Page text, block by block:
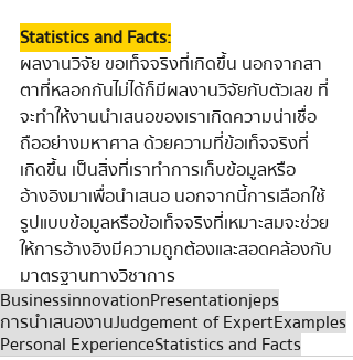
Statistics and Facts:
ผลงานวิจัย ขอเท็จจริงที่เกิดขึ้น นอกจากสา
ตาที่หลอกกันไม่ได้ก็มีผลงานวิจัยกับตัวเลข ที่
จะทำให้งานนำเสนอของเราเกิดความน่าเชื่อ
ถืออย่างมหาศาล ด้วยความที่ข้อเท็จจริงที่
เกิดขึ้น เป็นสิ่งที่เราทำการเก็บข้อมูลหรือ
อ้างอิงมาเพื่อนำเสนอ นอกจากนี้การเลือกใช้
รูปแบบข้อมูลหรือข้อเท็จจริงที่เหมาะสมจะช่วย
ให้การอ้างอิงมีความถูกต้องและสอดคล้องกับ
มาตรฐานทางวิชาการ
BusinessinnovationPresentationjeps
การนำเสนองานJudgement of ExpertExamples
Personal ExperienceStatistics and Facts